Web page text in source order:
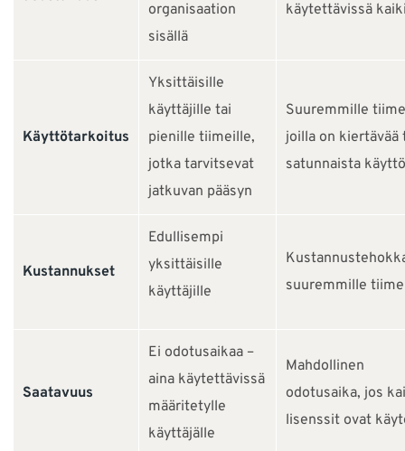
organisaation
sisällä
käytettävissä
Käyttötarkoitus
Yksittäisille
käyttäjille tai
pienille tiimeille,
jotka tarvitsevat
jatkuvan pääsyn
Suuremmille
joilla on kiertävää
satunnaista
Kustannukset
Edullisempi
yksittäisille
käyttäjille
suuremmille
Saatavuus
Ei odotusaikaa –
aina käytettävissä
määritetylle
käyttäjälle
Mahdollinen
odotusaika, jos
lisenssit ovat